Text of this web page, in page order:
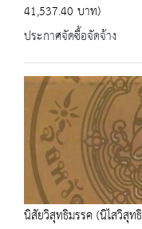
41,537.40 บาท)
ประกาศจัดซื้อจัดจ้าง
นิสัยวิสุทธิมรรค (นิไสวิสุ